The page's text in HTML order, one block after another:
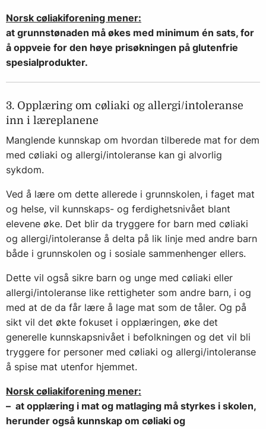
Norsk cøliakiforening mener:
at grunnstønaden må økes med minimum én sats, for
å oppveie for den høye prisøkningen på glutenfrie
spesialprodukter.
3. Opplæring om cøliaki og allergi/intoleranse
inn i læreplanene
Manglende kunnskap om hvordan tilberede mat for dem
med cøliaki og allergi/intoleranse kan gi alvorlig
sykdom.
Ved å lære om dette allerede i grunnskolen, i faget mat
og helse, vil kunnskaps- og ferdighetsnivået blant
elevene øke. Det blir da tryggere for barn med cøliaki
og allergi/intoleranse å delta på lik linje med andre barn
både i grunnskolen og i sosiale sammenhenger ellers.
Dette vil også sikre barn og unge med cøliaki eller
allergi/intoleranse like rettigheter som andre barn, i og
med at de da får lære å lage mat som de tåler. Og på
sikt vil det økte fokuset i opplæringen, øke det
generelle kunnskapsnivået i befolkningen og det vil bli
tryggere for personer med cøliaki og allergi/intoleranse
å spise mat utenfor hjemmet.
Norsk cøliakiforening mener:
– at opplæring i mat og matlaging må styrkes i skolen,
herunder også kunnskap om cøliaki og